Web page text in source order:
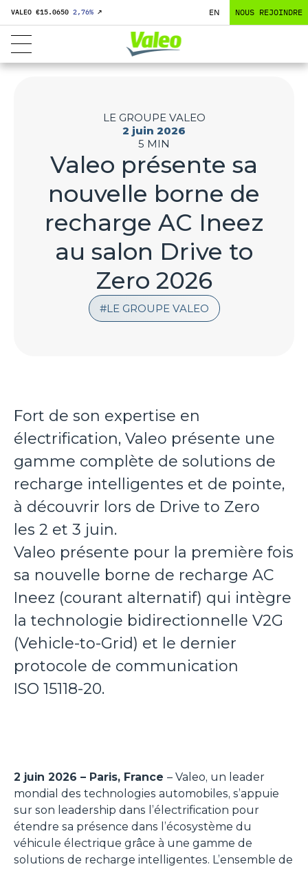
VALEO €15.0650 2,76% ↗ EN NOUS REJOINDRE
LE GROUPE VALEO
LE GROUPE VALEO
2 juin 2026
5 MIN
Valeo présente sa
nouvelle borne de
recharge AC Ineez
au salon Drive to
Zero 2026
Fort de son expertise en
électrification, Valeo présente une
gamme complète de solutions de
recharge intelligentes et de pointe,
à découvrir lors de Drive to Zero
les 2 et 3 juin.
Valeo présente pour la première fois
sa nouvelle borne de recharge AC
Ineez (courant alternatif) qui intègre
la technologie bidirectionnelle V2G
(Vehicle-to-Grid) et le dernier
protocole de communication
ISO 15118-20.
2 juin 2026 – Paris, France – Valeo, un leader
mondial des technologies automobiles, s’appuie
sur son leadership dans l’électrification pour
étendre sa présence dans l’écosystème du
véhicule électrique grâce à une gamme de
solutions de recharge intelligentes. L’ensemble de